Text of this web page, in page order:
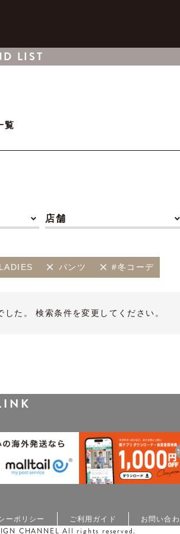
LIST
覧
店舗
LADIES パンツ #冬コーデ
た。 検索条件を変更してください。
ーポリシー ご利用ガイド お問い合
CHANNEL All rights reserved.